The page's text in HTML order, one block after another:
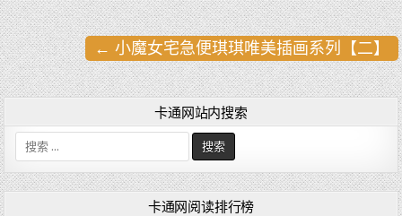
文
章
航
← 小魔女宅急便琪琪唯美插画系列【二】
卡通网站内搜索
搜
索
:
卡通网阅读排行榜